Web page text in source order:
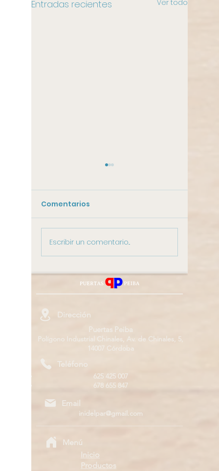
Entradas recientes Ver todo
Pasos para la
restauración de
puertas antiguas
de tu
Comentarios
Escribir un comentario...
Dirección
Teléfono
Email
Puertas Peiba
Polígono Industrial Chinales, Av. de Chinales, 5,
14007 Córdoba
625 425 007
678 655 847
inidelpar@gmail.com
Inicio
Productos
Menú